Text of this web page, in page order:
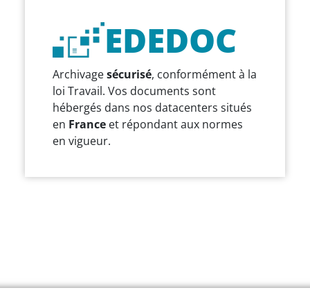
EDEDOC
Archivagesécurisé, conformément à la
loi Travail. Vos documents sont
hébergés dans nos datacenters situés
en France et répondant aux normes
en vigueur.